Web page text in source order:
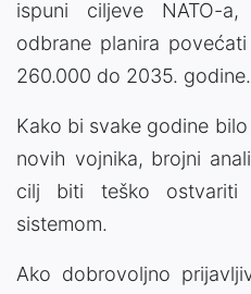
ispuni ciljeve NATO-a,
odbrane planira
260.000 do 2035. godine.
Kako bi svake godine
novih vojnika, brojni
cilj biti teško ostvariti
sistemom.
Ako dobrovoljno